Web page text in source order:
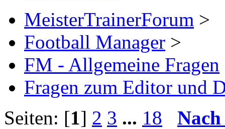
MeisterTrainerForum >
Football Manager >
FM - Allgemeine Fragen
Fragen zum Editor und
Seiten: [1] 2 3 ... 18